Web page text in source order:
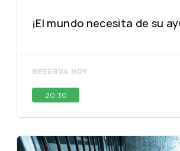
¡El mundo necesita de su
RESERVA HOY
20:30